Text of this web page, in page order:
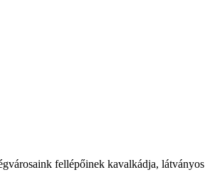
fellépőinek kavalkádja,